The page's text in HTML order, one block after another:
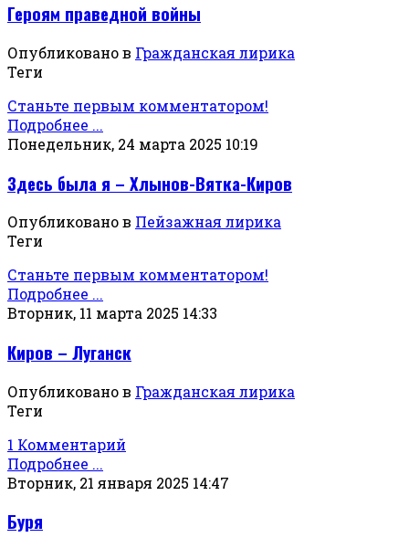
Героям праведной войны
Опубликовано в Гражданская лирика
Теги
Станьте первым комментатором!
Подробнее ...
Понедельник, 24 марта 2025 10:19
Здесь была я – Хлынов-Вятка-Киров
Опубликовано в Пейзажная лирика
Теги
Станьте первым комментатором!
Подробнее ...
Вторник, 11 марта 2025 14:33
Киров – Луганск
Опубликовано в Гражданская лирика
Теги
1 Комментарий
Подробнее ...
Вторник, 21 января 2025 14:47
Буря